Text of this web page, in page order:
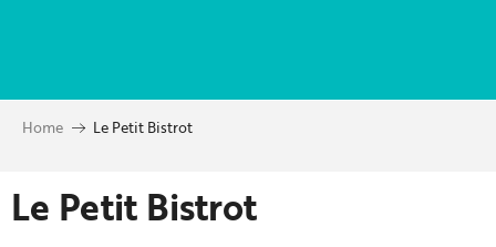
principal
Home Le Petit Bistrot
Le Petit Bistrot